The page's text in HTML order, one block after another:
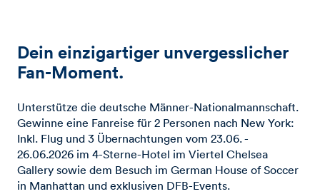
Dein einzigartiger unvergesslicher
Fan-Moment.
Unterstütze die deutsche Männer-Nationalmannschaft.
Gewinne eine Fanreise für 2 Personen nach New York:
Inkl. Flug und 3 Übernachtungen vom 23.06. -
26.06.2026 im 4-Sterne-Hotel im Viertel Chelsea
Gallery sowie dem Besuch im German House of Soccer
in Manhattan und exklusiven DFB-Events.